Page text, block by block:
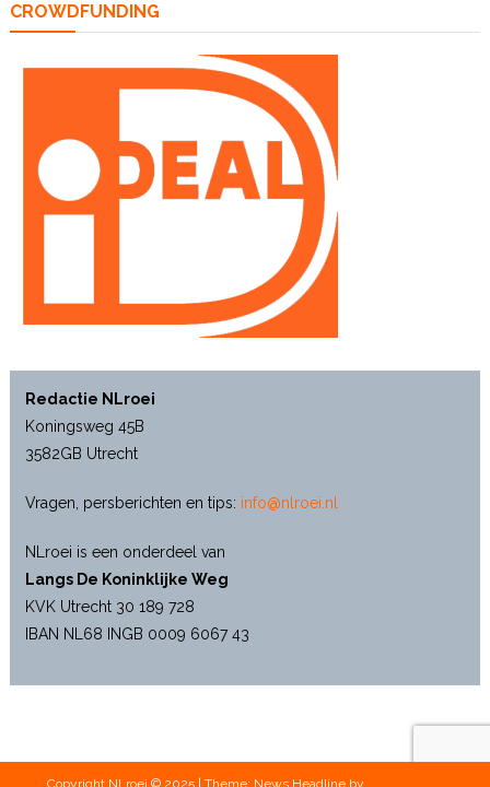
CROWDFUNDING
Redactie NLroei
Koningsweg 45B
3582GB Utrecht
Vragen, persberichten en tips: info@nlroei.nl
NLroei is een onderdeel van
Langs De Koninklijke Weg
KVK Utrecht 30 189 728
IBAN NL68 INGB 0009 6067 43
Copyright NLroei © 2025 Theme: News Headline by